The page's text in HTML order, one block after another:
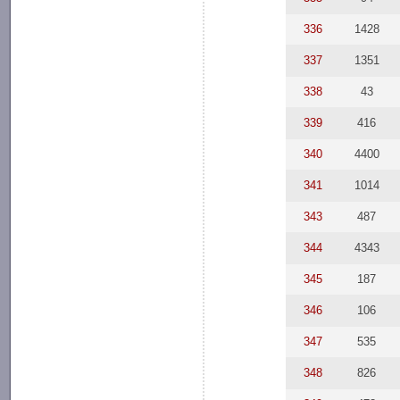
336 1428
337 1351
338 43
339 416
340 4400
341 1014
343 487
344 4343
345 187
346 106
347 535
348 826